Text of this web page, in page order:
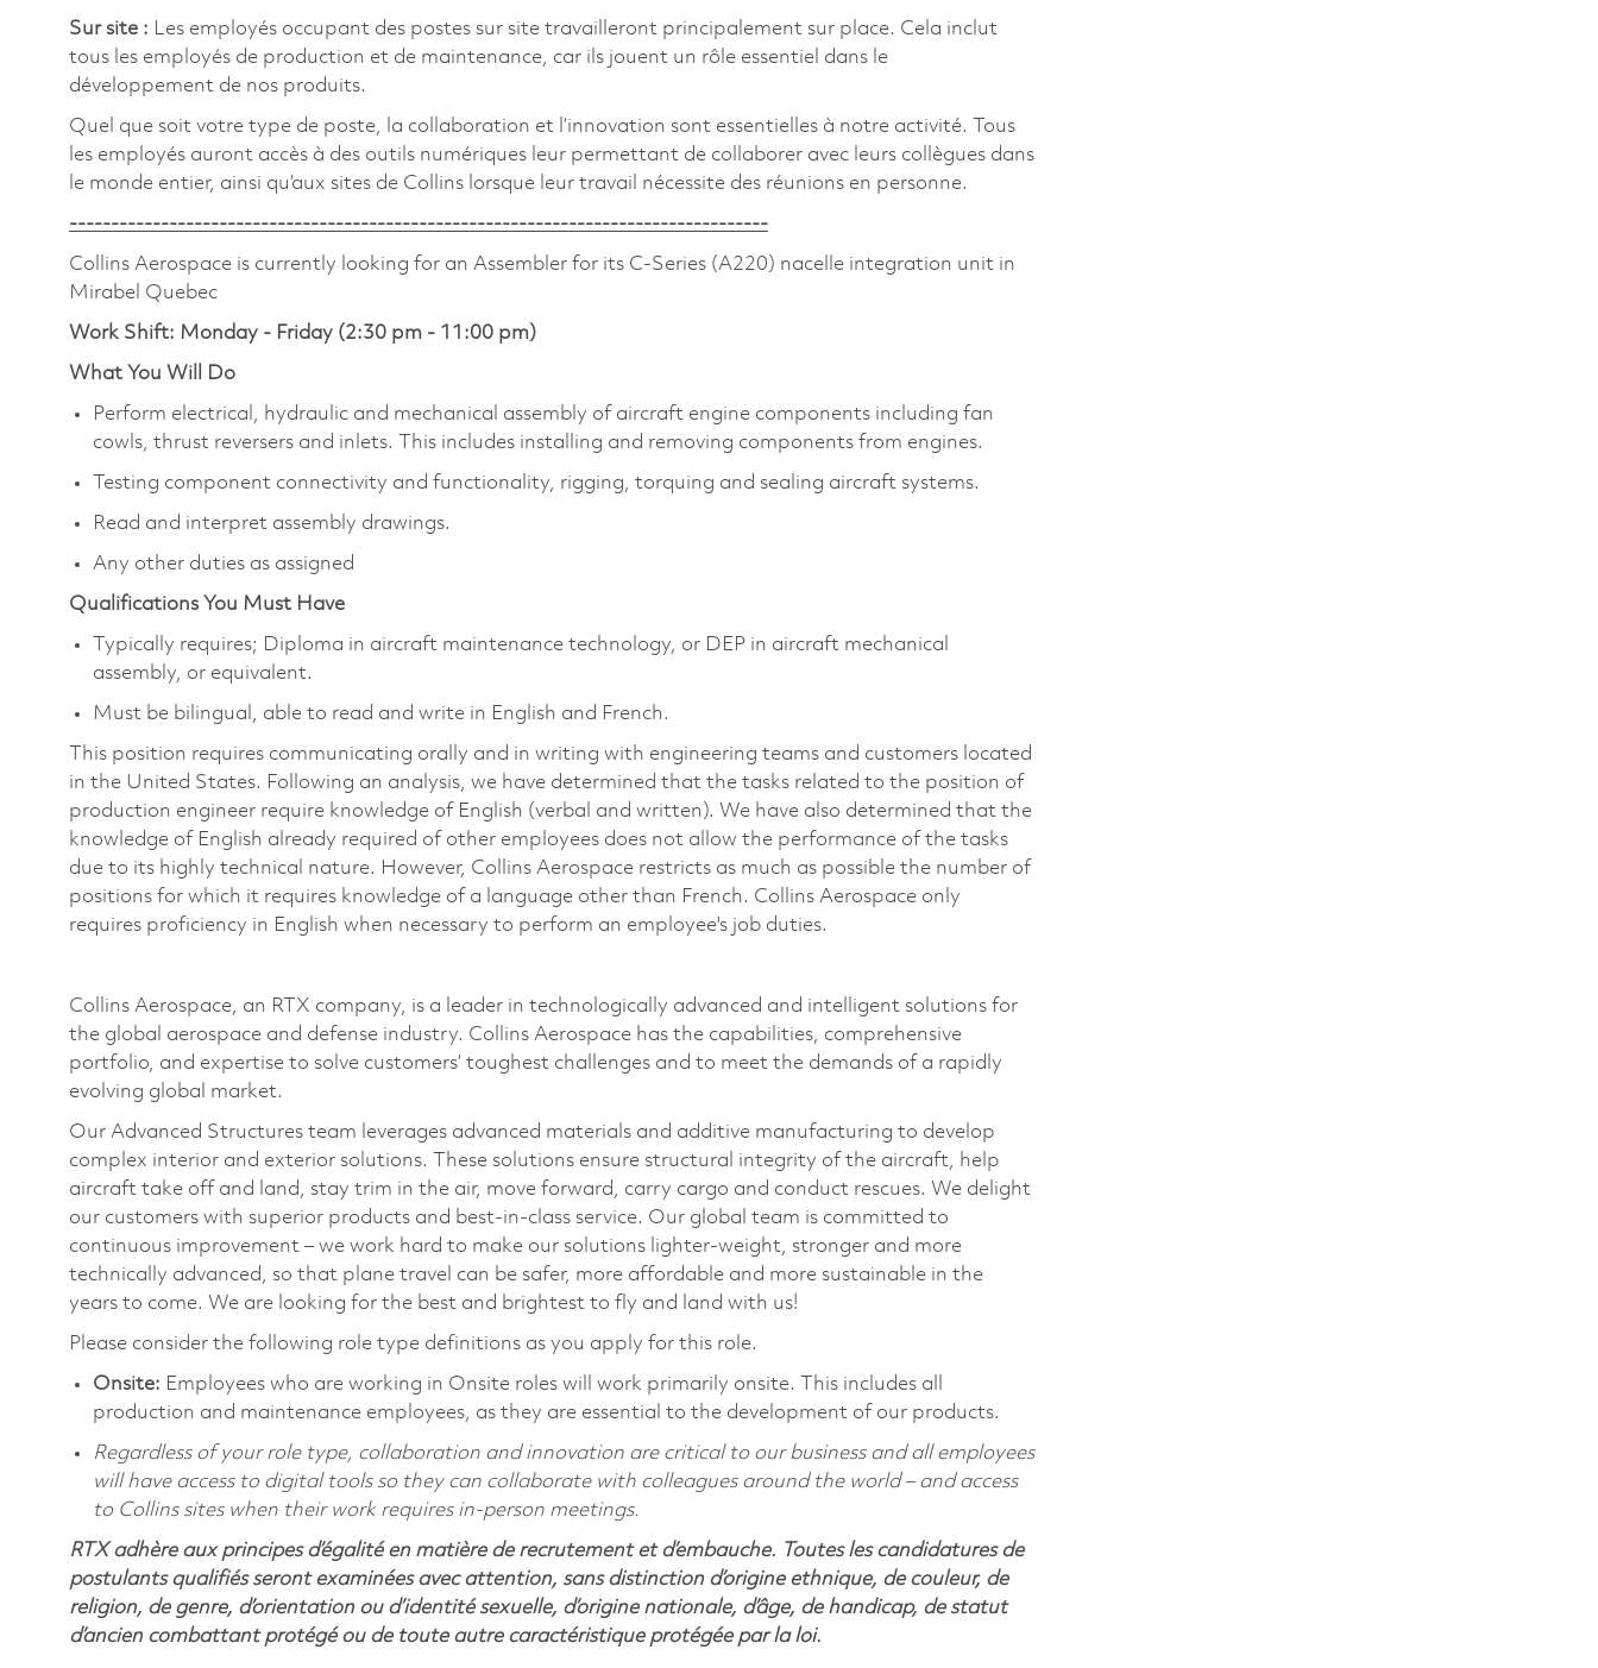
Sur site : Les employés occupant des postes sur site travailleront principalement sur place. Cela inclut
tous les employés de production et de maintenance, car ils jouent un rôle essentiel dans le
développement de nos produits.
Quel que soit votre type de poste, la collaboration et l’innovation sont essentielles à notre activité. Tous
les employés auront accès à des outils numériques leur permettant de collaborer avec leurs collègues dans
le monde entier, ainsi qu’aux sites de Collins lorsque leur travail nécessite des réunions en personne.
------------------------------------------------------------------------------------
Collins Aerospace is currently looking for an Assembler for its C-Series (A220) nacelle integration unit in
Mirabel Quebec
Work Shift: Monday - Friday (2:30 pm - 11:00 pm)
What You Will Do
Perform electrical, hydraulic and mechanical assembly of aircraft engine components including fan
cowls, thrust reversers and inlets. This includes installing and removing components from engines.
Testing component connectivity and functionality, rigging, torquing and sealing aircraft systems.
Read and interpret assembly drawings.
Any other duties as assigned
Qualifications You Must Have
Typically requires; Diploma in aircraft maintenance technology, or DEP in aircraft mechanical
assembly, or equivalent.
Must be bilingual, able to read and write in English and French.
This position requires communicating orally and in writing with engineering teams and customers located
in the United States. Following an analysis, we have determined that the tasks related to the position of
production engineer require knowledge of English (verbal and written). We have also determined that the
knowledge of English already required of other employees does not allow the performance of the tasks
due to its highly technical nature. However, Collins Aerospace restricts as much as possible the number of
positions for which it requires knowledge of a language other than French. Collins Aerospace only
requires proficiency in English when necessary to perform an employee's job duties.
Collins Aerospace, an RTX company, is a leader in technologically advanced and intelligent solutions for
the global aerospace and defense industry. Collins Aerospace has the capabilities, comprehensive
portfolio, and expertise to solve customers’ toughest challenges and to meet the demands of a rapidly
evolving global market.
Our Advanced Structures team leverages advanced materials and additive manufacturing to develop
complex interior and exterior solutions. These solutions ensure structural integrity of the aircraft, help
aircraft take off and land, stay trim in the air, move forward, carry cargo and conduct rescues. We delight
our customers with superior products and best-in-class service. Our global team is committed to
continuous improvement – we work hard to make our solutions lighter-weight, stronger and more
technically advanced, so that plane travel can be safer, more affordable and more sustainable in the
years to come. We are looking for the best and brightest to fly and land with us!
Please consider the following role type definitions as you apply for this role.
Onsite: Employees who are working in Onsite roles will work primarily onsite. This includes all
production and maintenance employees, as they are essential to the development of our products.
Regardless of your role type, collaboration and innovation are critical to our business and all employees
will have access to digital tools so they can collaborate with colleagues around the world – and access
to Collins sites when their work requires in-person meetings.
RTX adhère aux principes d’égalité en matière de recrutement et d’embauche. Toutes les candidatures de
postulants qualifiés seront examinées avec attention, sans distinction d’origine ethnique, de couleur, de
religion, de genre, d’orientation ou d’identité sexuelle, d’origine nationale, d’âge, de handicap, de statut
d’ancien combattant protégé ou de toute autre caractéristique protégée par la loi.